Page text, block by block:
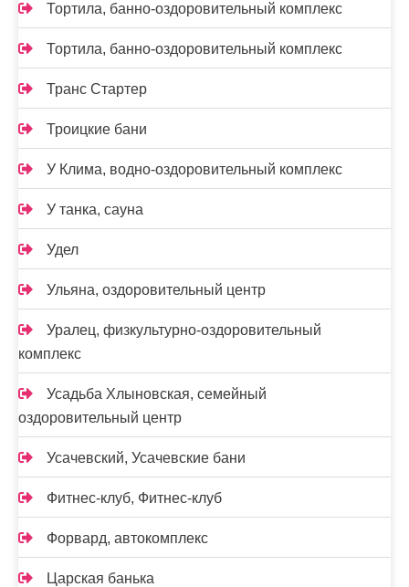
Тортила, банно-оздоровительный комплекс
Тортила, банно-оздоровительный комплекс
Транс Стартер
Троицкие бани
У Клима, водно-оздоровительный комплекс
У танка, сауна
Удел
Ульяна, оздоровительный центр
Уралец, физкультурно-оздоровительный
комплекс
Усадьба Хлыновская, семейный
оздоровительный центр
Усачевский, Усачевские бани
Фитнес-клуб, Фитнес-клуб
Форвард, автокомплекс
Царская банька